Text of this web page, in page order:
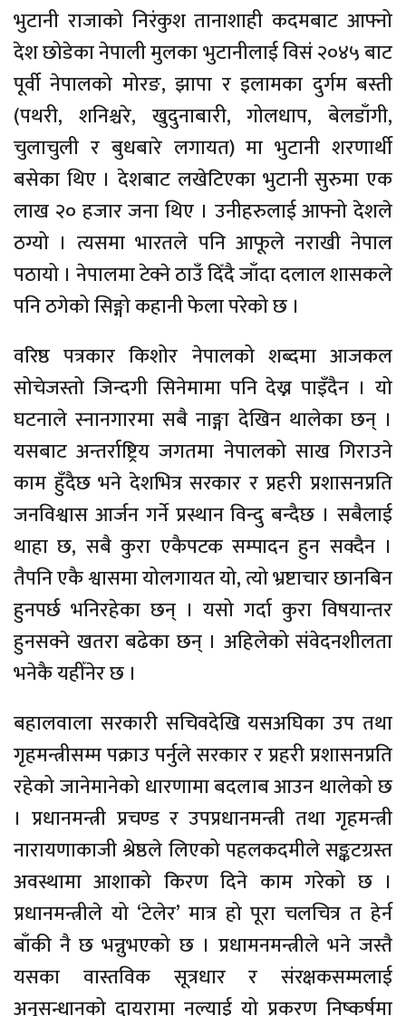
भुटानी राजाको निरंकुश तानाशाही कदमबाट आफ्नो
देश छोडेका नेपाली मुलका भुटानीलाई विसं २०४५ बाट
पूर्वी नेपालको मोरङ, झापा र इलामका दुर्गम बस्ती
(पथरी, शनिश्चरे, खुदुनाबारी, गोलधाप, बेलडाँगी,
चुलाचुली र बुधबारे लगायत) मा भुटानी शरणार्थी
बसेका थिए । देशबाट लखेटिएका भुटानी सुरुमा एक
लाख २० हजार जना थिए । उनीहरुलाई आफ्नो देशले
ठग्यो । त्यसमा भारतले पनि आफूले नराखी नेपाल
पठायो । नेपालमा टेक्ने ठाउँ दिँदै जाँदा दलाल शासकले
पनि ठगेको सिङ्गो कहानी फेला परेको छ ।
वरिष्ठ पत्रकार किशोर नेपालको शब्दमा आजकल
सोचेजस्तो जिन्दगी सिनेमामा पनि देख्न पाइँदैन । यो
घटनाले स्नानगारमा सबै नाङ्गा देखिन थालेका छन् ।
यसबाट अन्तर्राष्ट्रिय जगतमा नेपालको साख गिराउने
काम हुँदैछ भने देशभित्र सरकार र प्रहरी प्रशासनप्रति
जनविश्वास आर्जन गर्ने प्रस्थान विन्दु बन्दैछ । सबैलाई
थाहा छ, सबै कुरा एकैपटक सम्पादन हुन सक्दैन ।
तैपनि एकै श्वासमा योलगायत यो, त्यो भ्रष्टाचार छानबिन
हुनपर्छ भनिरहेका छन् । यसो गर्दा कुरा विषयान्तर
हुनसक्ने खतरा बढेका छन् । अहिलेको संवेदनशीलता
भनेकै यहीँनेर छ ।
बहालवाला सरकारी सचिवदेखि यसअघिका उप तथा
गृहमन्त्रीसम्म पक्राउ पर्नुले सरकार र प्रहरी प्रशासनप्रति
रहेको जानेमानेको धारणामा बदलाब आउन थालेको छ
। प्रधानमन्त्री प्रचण्ड र उपप्रधानमन्त्री तथा गृहमन्त्री
नारायणाकाजी श्रेष्ठले लिएको पहलकदमीले सङ्कटग्रस्त
अवस्थामा आशाको किरण दिने काम गरेको छ ।
प्रधानमन्त्रीले यो ‘टेलेर’ मात्र हो पूरा चलचित्र त हेर्न
बाँकी नै छ भन्नुभएको छ । प्रधामनमन्त्रीले भने जस्तै
यसका वास्तविक सूत्रधार र संरक्षकसम्मलाई
अनुसन्धानको दायरामा नल्याई यो प्रकरण निष्कर्षमा